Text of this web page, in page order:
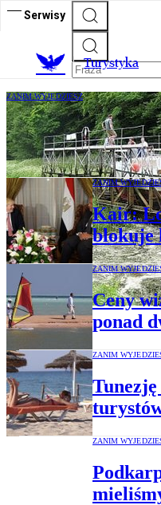
Serwisy
Turystyka
ZANIM WYJEDZIESZ
Pochylnia Kanału
remont
ZANIM
Kair:
blokuje
ZANIM
Ceny
ponad
ZANIM
ZANIM